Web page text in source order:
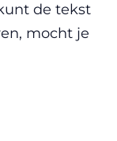
de tekst
mocht je